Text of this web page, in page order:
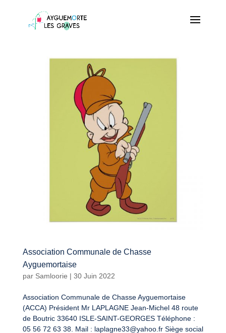
Association Communale de Chasse
Ayguemortaise
par Samloorie | 30 Juin 2022
Association Communale de Chasse Ayguemortaise
(ACCA) Président Mr LAPLAGNE Jean-Michel 48 route
de Boutric 33640 ISLE-SAINT-GEORGES Téléphone :
05 56 72 63 38. Mail : laplagne33@yahoo.fr Siège social